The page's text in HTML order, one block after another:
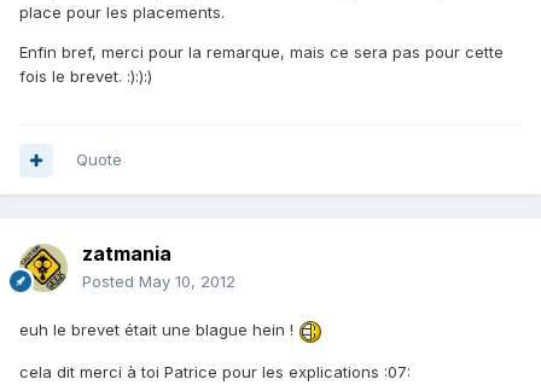
place pour les placements.
Enfin bref, merci pour la remarque, mais ce sera pas pour cette
fois le brevet. :):):)
Quote
zatmania
Posted May 10, 2012
euh le brevet était une blague hein !
cela dit merci à toi Patrice pour les explications :07: